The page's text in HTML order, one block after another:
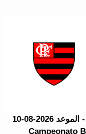
مباراة CR Flamengo ضد EC Vitória - الموعد 2026-08-10